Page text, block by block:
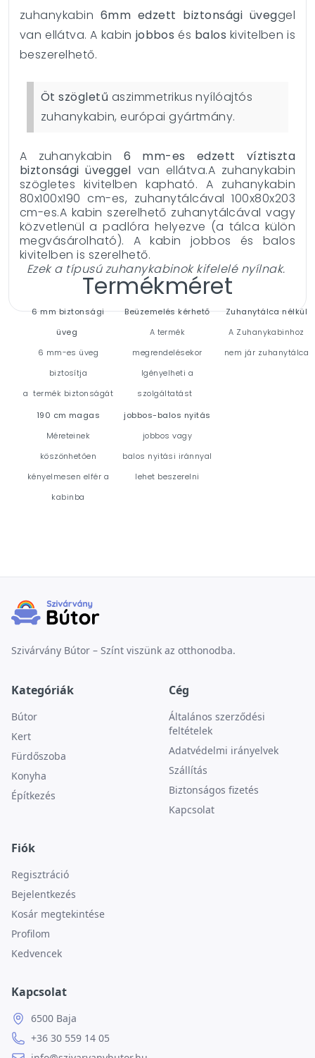
zuhanykabin 6mm edzett biztonsági üveggel
van ellátva. A kabin jobbos és balos kivitelben is
beszerelhető.
Öt szögletű aszimmetrikus nyílóajtós
zuhanykabin, európai gyártmány.
A zuhanykabin 6 mm-es edzett víztiszta
biztonsági üveggel van ellátva.A zuhanykabin
szögletes kivitelben kapható. A zuhanykabin
80x100x190 cm-es, zuhanytálcával 100x80x203
cm-es.A kabin szerelhető zuhanytálcával vagy
közvetlenül a padlóra helyezve (a tálca külön
megvásárolható). A kabin jobbos és balos
kivitelben is szerelhető.
Ezek a típusú zuhanykabinok kifelelé nyílnak.
Termékméret
6 mm biztonsági
üveg
6 mm-es üveg
biztosítja
a termék biztonságát
Beüzemelés kérhető
A termék
megrendelésekor
Igényelheti a
szolgáltatást
Zuhanytálca nélkül
A Zuhanykabinhoz
nem jár zuhanytálca
190 cm magas
Méreteinek
köszönhetően
kényelmesen elfér a
kabinba
jobbos-balos nyitás
jobbos vagy
balos nyitási iránnyal
lehet beszerelni
Szivárvány Bútor – Színt viszünk az otthonodba.
Kategóriák
Bútor
Kert
Fürdőszoba
Konyha
Építkezés
Cég
Általános szerződési
feltételek
Adatvédelmi irányelvek
Szállítás
Biztonságos fizetés
Kapcsolat
Fiók
Regisztráció
Bejelentkezés
Kosár megtekintése
Profilom
Kedvencek
Kapcsolat
6500 Baja
+36 30 559 14 05